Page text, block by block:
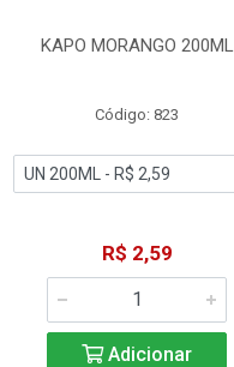
KAPO MORANGO 200ML
Código: 823
R$ 2,59
Adicionar